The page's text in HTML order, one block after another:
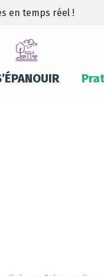
en temps réel !